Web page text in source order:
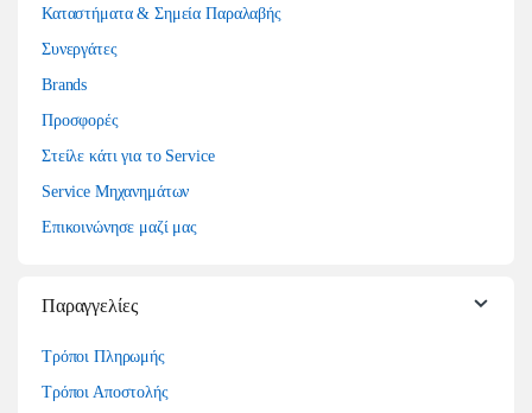
Καταστήματα & Σημεία Παραλαβής
Συνεργάτες
Brands
Προσφορές
Στείλε κάτι για το Service
Service Μηχανημάτων
Επικοινώνησε μαζί μας
Παραγγελίες
Τρόποι Πληρωμής
Τρόποι Αποστολής